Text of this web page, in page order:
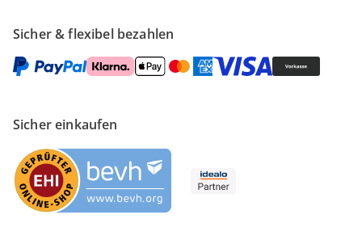
Sicher & flexibel bezahlen
Sicher einkaufen